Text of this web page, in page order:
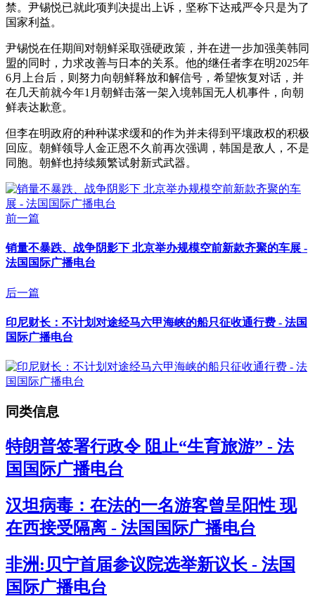
禁。尹锡悦已就此项判决提出上诉，坚称下达戒严令只是为了
国家利益。
尹锡悦在任期间对朝鲜采取强硬政策，并在进一步加强美韩同
盟的同时，力求改善与日本的关系。他的继任者李在明2025年
6月上台后，则努力向朝鲜释放和解信号，希望恢复对话，并
在几天前就今年1月朝鲜击落一架入境韩国无人机事件，向朝
鲜表达歉意。
但李在明政府的种种谋求缓和的作为并未得到平壤政权的积极
回应。朝鲜领导人金正恩不久前再次强调，韩国是敌人，不是
同胞。朝鲜也持续频繁试射新式武器。
前一篇
销量不暴跌、战争阴影下 北京举办规模空前新款齐聚的车展 -
法国国际广播电台
后一篇
印尼财长：不计划对途经马六甲海峡的船只征收通行费 - 法国
国际广播电台
同类信息
特朗普签署行政令 阻止“生育旅游” - 法
国国际广播电台
汉坦病毒：在法的一名游客曾呈阳性 现
在西接受隔离 - 法国国际广播电台
非洲:贝宁首届参议院选举新议长 - 法国
国际广播电台